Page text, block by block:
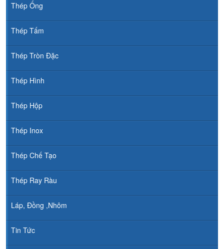
Thép Ống
Thép Tấm
Thép Tròn Đặc
Thép Hình
Thép Hộp
Thép Inox
Thép Chế Tạo
Thép Ray Ràu
Láp, Đồng ,Nhôm
Tin Tức